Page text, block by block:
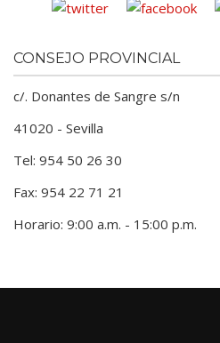
CONSEJO PROVINCIAL
c/. Donantes de Sangre s/n
41020 - Sevilla
Tel: 954 50 26 30
Fax: 954 22 71 21
Horario: 9:00 a.m. - 15:00 p.m.